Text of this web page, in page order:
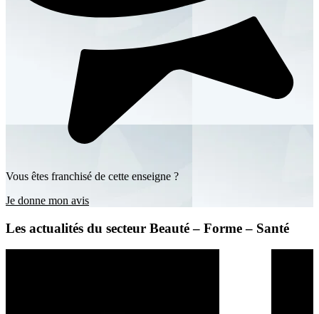
Vous êtes franchisé de cette enseigne ?
Je donne mon avis
Les actualités du secteur Beauté – Forme – Santé